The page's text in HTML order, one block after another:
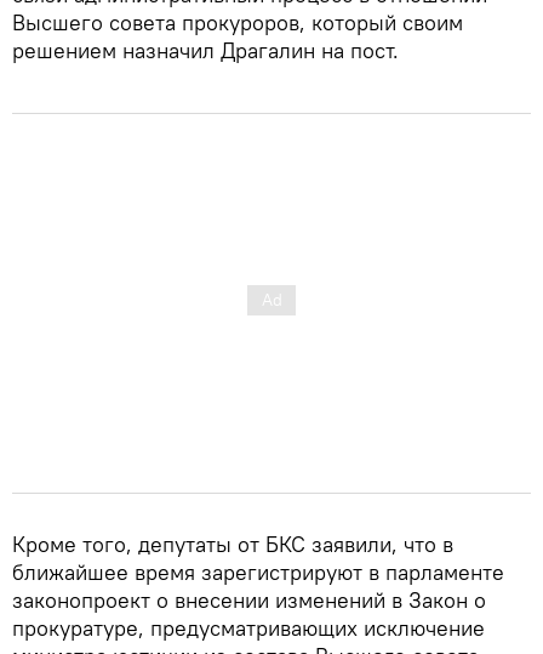
Высшего совета прокуроров, который своим
решением назначил Драгалин на пост.
Кроме того, депутаты от БКС заявили, что в
ближайшее время зарегистрируют в парламенте
законопроект о внесении изменений в Закон о
прокуратуре, предусматривающих исключение